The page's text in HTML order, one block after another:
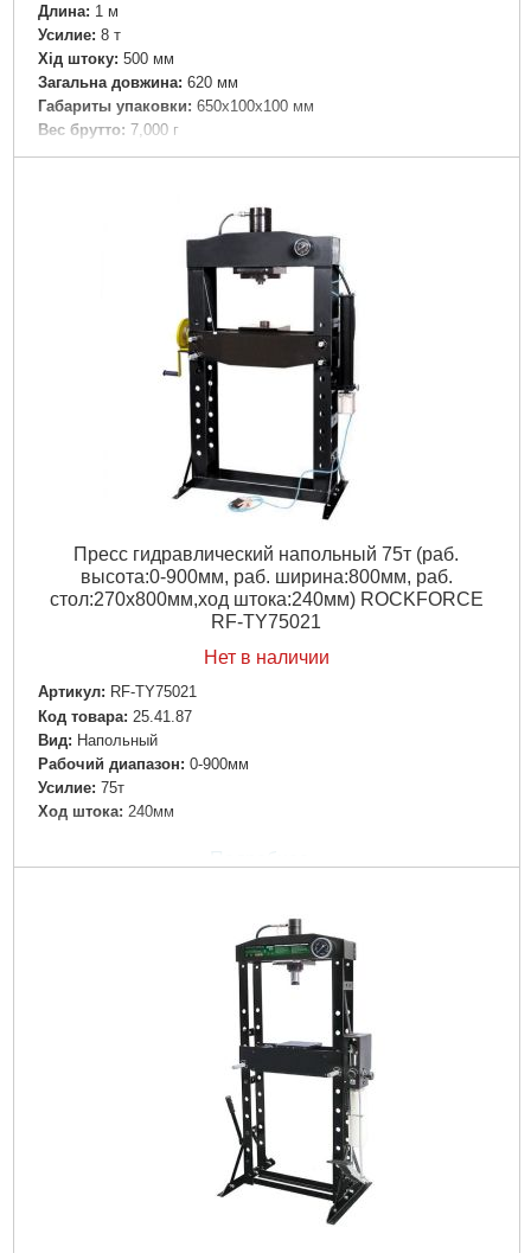
Длина: 1 м
Усилие: 8 т
Хід штоку: 500 мм
Загальна довжина: 620 мм
Габариты упаковки: 650x100x100 мм
Вес брутто: 7,000 г
Пресс гидравлический напольный 75т (раб.
высота:0-900мм, раб. ширина:800мм, раб.
стол:270х800мм,ход штока:240мм) ROCKFORCE
RF-TY75021
Нет в наличии
Артикул: RF-TY75021
Код товара: 25.41.87
Вид: Напольный
Рабочий диапазон: 0-900мм
Усилие: 75т
Ход штока: 240мм